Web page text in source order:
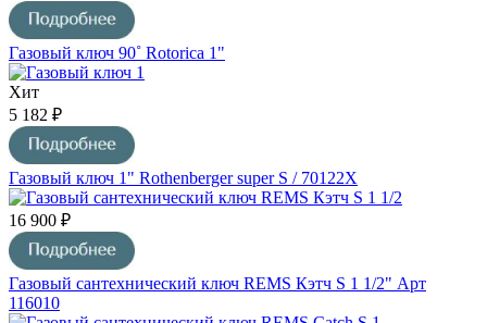
Газовый ключ 90˚ Rotorica 1"
Хит
5 182 ₽
Газовый ключ 1" Rothenberger super S / 70122X
16 900 ₽
Газовый сантехнический ключ REMS Кэтч S 1 1/2" Арт
116010